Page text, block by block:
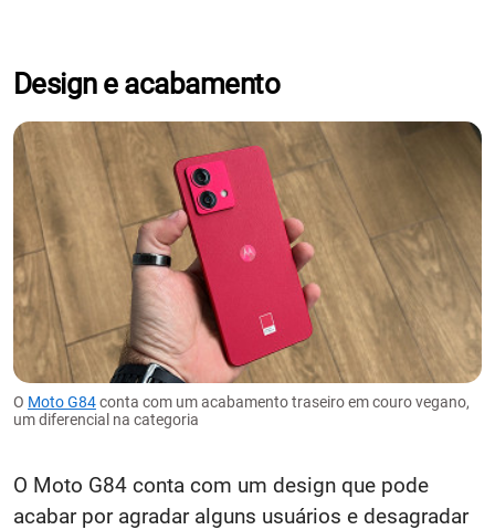
Design e acabamento
O Moto G84conta com um acabamento traseiro em couro vegano,
um diferencial na categoria
O Moto G84 conta com um design que pode
acabar por agradar alguns usuários e desagradar